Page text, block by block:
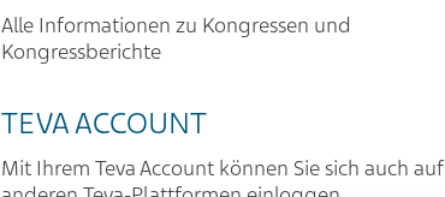
Alle Informationen zu Kongressen und
Kongressberichte
TEVA ACCOUNT
Mit Ihrem Teva Account können Sie sich auch auf